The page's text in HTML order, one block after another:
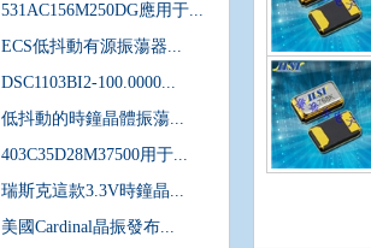
531AC156M250DG應用于...
ECS低抖動有源振蕩器...
DSC1103BI2-100.0000...
低抖動的時鐘晶體振蕩...
403C35D28M37500用于...
瑞斯克這款3.3V時鐘晶...
美國Cardinal晶振發布...
采購進口晶體振蕩器時哪三件事是必須要知道的?